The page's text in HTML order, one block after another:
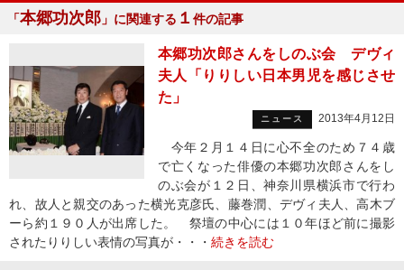
「本郷功次郎 」に関連する １ 件の記事
本郷功次郎さんをしのぶ会 デヴィ
夫人「りりしい日本男児を感じさせ
た」
ニュース 2013年4月12日
今年２月１４日に心不全のため７４歳
で亡くなった俳優の本郷功次郎さんをし
のぶ会が１２日、神奈川県横浜市で行わ
れ、故人と親交のあった横光克彦氏、藤巻潤、デヴィ夫人、高木ブ
ーら約１９０人が出席した。 祭壇の中心には１０年ほど前に撮影
されたりりしい表情の写真が・・・ 続きを読む